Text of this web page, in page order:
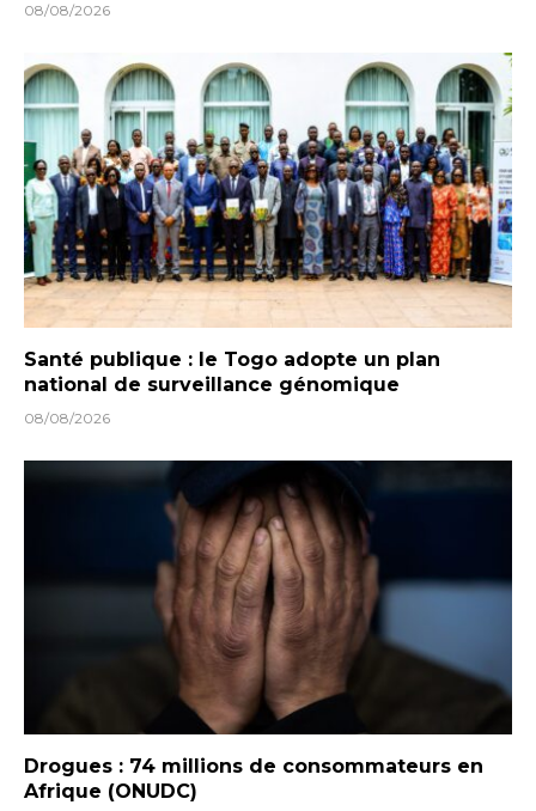
08/08/2026
Santé publique : le Togo adopte un plan
national de surveillance génomique
08/08/2026
Drogues : 74 millions de consommateurs en
Afrique (ONUDC)